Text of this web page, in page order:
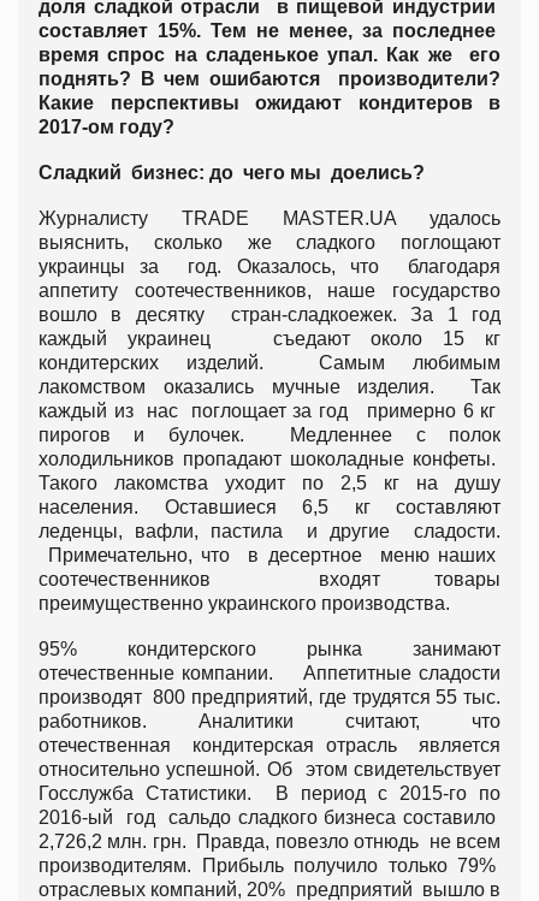
доля сладкой отрасли в пищевой индустрии
составляет 15%. Тем не менее, за последнее
время спрос на сладенькое упал. Как же его
поднять? В чем ошибаются производители?
Какие перспективы ожидают кондитеров в
2017-ом году?
Сладкий бизнес: до чего мы доелись?
Журналисту TRADE MASTER.UA удалось
выяснить, сколько же сладкого поглощают
украинцы за год. Оказалось, что благодаря
аппетиту соотечественников, наше государство
вошло в десятку стран-сладкоежек. За 1 год
каждый украинец съедают около 15 кг
кондитерских изделий. Самым любимым
лакомством оказались мучные изделия. Так
каждый из нас поглощает за год примерно 6 кг
пирогов и булочек. Медленнее с полок
холодильников пропадают шоколадные конфеты.
Такого лакомства уходит по 2,5 кг на душу
населения. Оставшиеся 6,5 кг составляют
леденцы, вафли, пастила и другие сладости.
Примечательно, что в десертное меню наших
соотечественников входят товары
преимущественно украинского производства.
95% кондитерского рынка занимают
отечественные компании. Аппетитные сладости
производят 800 предприятий, где трудятся 55 тыс.
работников. Аналитики считают, что
отечественная кондитерская отрасль является
относительно успешной. Об этом свидетельствует
Госслужба Статистики. В период с 2015-го по
2016-ый год сальдо сладкого бизнеса составило
2,726,2 млн. грн. Правда, повезло отнюдь не всем
производителям. Прибыль получило только 79%
отраслевых компаний, 20% предприятий вышло в